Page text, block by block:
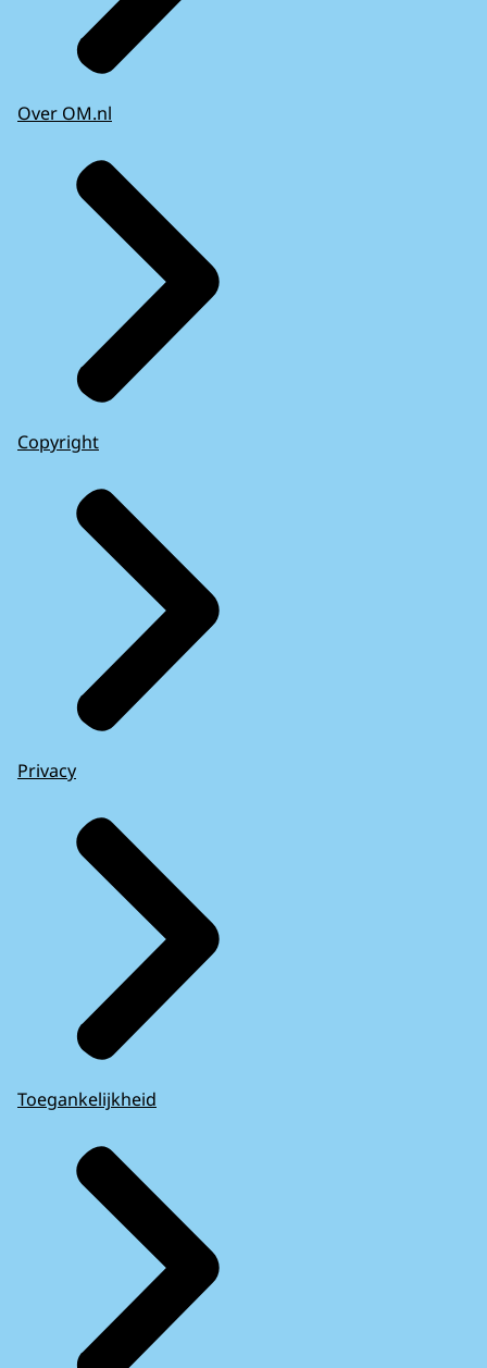
Over OM.nl
Copyright
Privacy
Toegankelijkheid